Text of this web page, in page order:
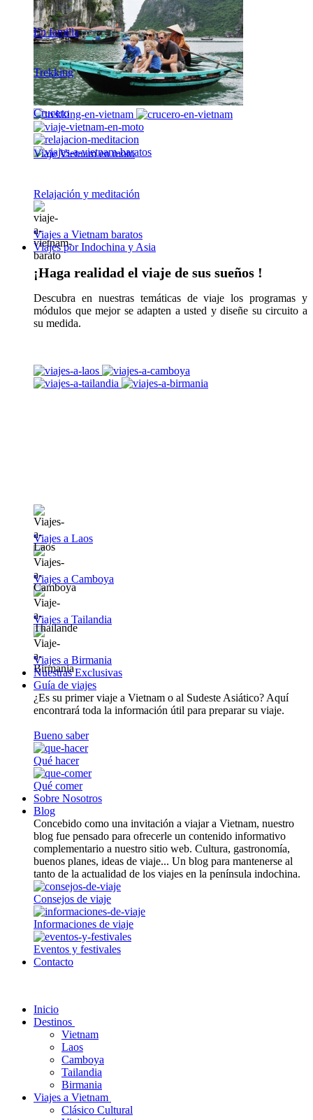
En familia
Trekking
Crucero
Viaje Vietnam en moto
Relajación y meditación
Viajes a Vietnam baratos
Viajes por Indochina y Asia
¡Haga realidad el viaje de sus sueños !
Descubra en nuestras temáticas de viaje los programas y
módulos que mejor se adapten a usted y diseñe su circuito a
su medida.
Viajes a Laos
Viajes a Camboya
Viajes a Tailandia
Viajes a Birmania
Nuestras Exclusivas
Guía de viajes
¿Es su primer viaje a Vietnam o al Sudeste Asiático? Aquí
encontrará toda la información útil para preparar su viaje.
Bueno saber
Qué hacer
Qué comer
Sobre Nosotros
Blog
Concebido como una invitación a viajar a Vietnam, nuestro
blog fue pensado para ofrecerle un contenido informativo
complementario a nuestro sitio web. Cultura, gastronomía,
buenos planes, ideas de viaje... Un blog para mantenerse al
tanto de la actualidad de los viajes en la península indochina.
Consejos de viaje
Informaciones de viaje
Eventos y festivales
Contacto
Inicio
Destinos
Vietnam
Laos
Camboya
Tailandia
Birmania
Viajes a Vietnam
Clásico Cultural